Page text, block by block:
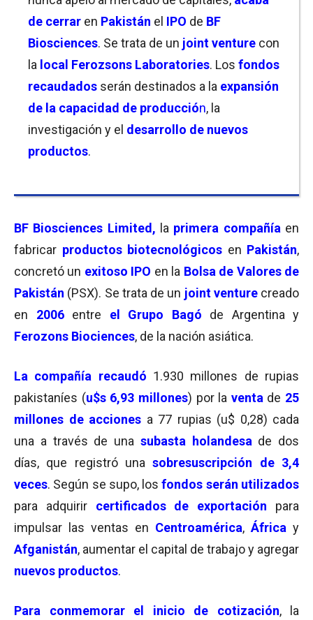
de cerrar en Pakistán el IPO de BF
Biosciences. Se trata de un joint venture con
la local Ferozsons Laboratories. Los fondos
recaudados serán destinados a la expansión
de la capacidad de producción, la
investigación y el desarrollo de nuevos
productos.
BF Biosciences Limited, la primera compañía en
fabricar productos biotecnológicos en Pakistán,
concretó un exitoso IPO en la Bolsa de Valores de
Pakistán (PSX). Se trata de un joint venturecreado
en 2006 entre el Grupo Bagó de Argentina y
Ferozons Biociences, de la nación asiática.
La compañía recaudó 1.930 millones de rupias
pakistaníes (u$s 6,93 millones) por la venta de 25
millones de acciones a 77 rupias (u$ 0,28) cada
una a través de una subasta holandesa de dos
días, que registró unasobresuscripción de 3,4
veces. Según se supo, losfondos serán utilizados
para adquirir certificados de exportación para
impulsar las ventas en Centroamérica, África y
Afganistán, aumentar el capital de trabajo y agregar
nuevos productos.
Para conmemorar el inicio de cotización, la